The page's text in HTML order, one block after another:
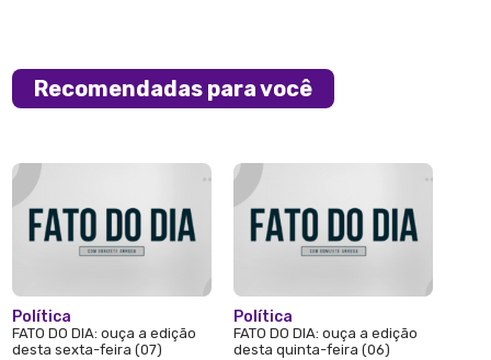
Recomendadas para você
Política
FATO DO DIA: ouça a edição
desta sexta-feira (07)
Política
FATO DO DIA: ouça a edição
desta quinta-feira (06)